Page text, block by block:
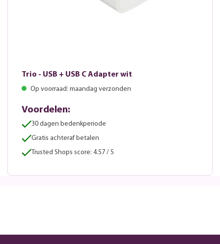
Trio - USB + USB C Adapter wit
Op voorraad: maandag verzonden
Voordelen:
30 dagen bedenkperiode
Gratis achteraf betalen
Trusted Shops score: 4.57 / 5